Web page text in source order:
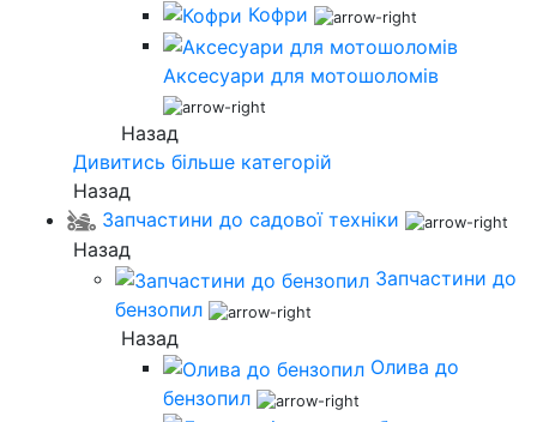
Кофри
Аксесуари для мотошоломів
Назад
Дивитись більше категорій
Назад
Запчастини до садової техніки
Назад
Запчастини до
бензопил
Назад
Олива до
бензопил